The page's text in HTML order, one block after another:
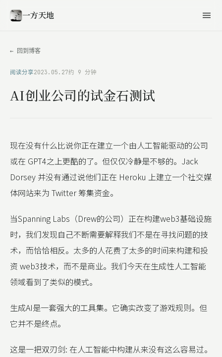
一方天地
← 回到博客
阅读分享2023.05.27约 9 分钟
AI创业公司的试金石测试
现在没有什么比说你正在建立一个由人工智能驱动的公司
或在 GPT4之上更酷的了。但仅仅冷静是不够的。Jack
Dorsey 并没有通过说他们正在 Heroku 上建立一个社交媒
体网站来为 Twitter 筹集资金。
当Spanning Labs（Drew的公司）正在构建web3基础设施
时，我们发现自己不断需要解释我们不是在寻找问题的技
术，而恰恰相反。太多的人花费了太多的时间来构建和投
资 web3技术，而不是商业。我们今天在生成性人工智能
领域看到了类似的模式。
生成AI是一套强大的工具集。它确实改变了游戏规则。但
它并不是终点。
这是一把双刃剑: 在人工智能中构建从来没有这么容易过。